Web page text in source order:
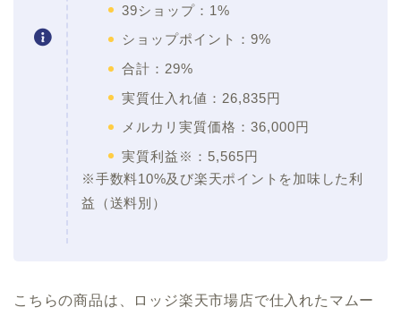
39ショップ：1%
ショップポイント：9%
合計：29%
実質仕入れ値：26,835円
メルカリ実質価格：36,000円
実質利益※：5,565円
※手数料10%及び楽天ポイントを加味した利
益（送料別）
こちらの商品は、ロッジ楽天市場店で仕入れたマムー